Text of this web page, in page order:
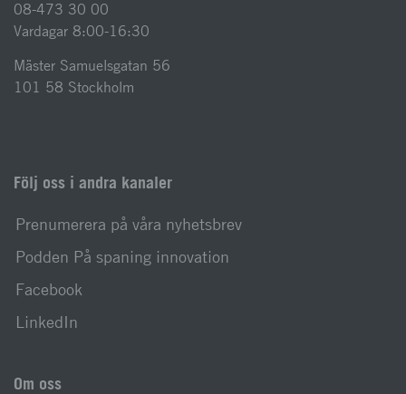
08-473 30 00
Vardagar 8:00-16:30
Mäster Samuelsgatan 56
101 58 Stockholm
Följ oss i andra kanaler
Prenumerera på våra nyhetsbrev
Podden På spaning innovation
Facebook
LinkedIn
Om oss